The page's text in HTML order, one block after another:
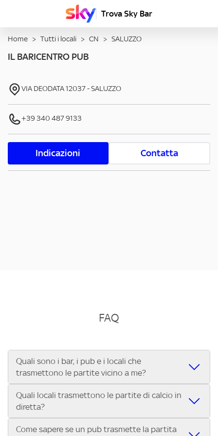
Trova Sky Bar
Home > Tutti i locali > CN > SALUZZO
IL BARICENTRO PUB
VIA DEODATA12037-SALUZZO
+39 340 487 9133
Indicazioni Contatta
FAQ
Quali sono i bar, i pub e i locali che
trasmettono le partite vicino a me?
Se cerchi un bar, pub, ristorante o locale vicino a te per
vedere le partite di Serie A ENILIVE, la Serie C Sky Wifi, la
UEFA Champions League, la UEFA Europa League, la UEFA
Conference League, il Tennis, la Formula 1®, la MotoGP™ e
Quali locali trasmettono le partite di calcio in
diretta?
Vuoi sapere quali bar, pub o ristoranti mostrano le partite
Come sapere se un pub trasmette la partita